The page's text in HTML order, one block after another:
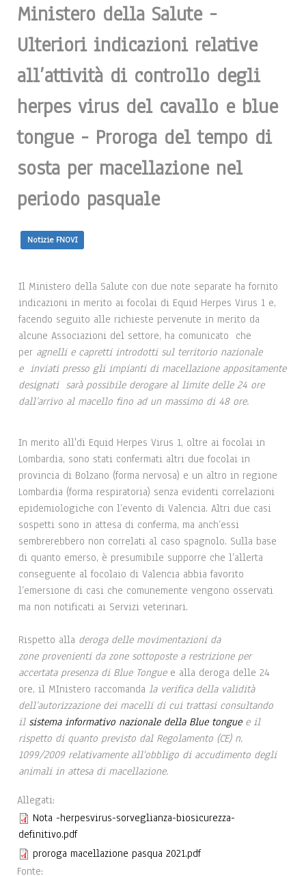
Ministero della Salute -
Ulteriori indicazioni relative
all’attività di controllo degli
herpes virus del cavallo e blue
tongue - Proroga del tempo di
sosta per macellazione nel
periodo pasquale
Notizie FNOVI
Il Ministero della Salute con due note separate ha fornito
indicazioni in merito ai focolai di Equid Herpes Virus 1 e,
facendo seguito alle richieste pervenute in merito da
alcune Associazioni del settore, ha comunicato che
per agnelli e capretti introdotti sul territorio nazionale
e inviati presso gli impianti di macellazione appositamente
designati sarà possibile derogare al limite delle 24 ore
dall’arrivo al macello fino ad un massimo di 48 ore.
In merito all'di Equid Herpes Virus 1, oltre ai focolai in
Lombardia, sono stati confermati altri due focolai in
provincia di Bolzano (forma nervosa) e un altro in regione
Lombardia (forma respiratoria) senza evidenti correlazioni
epidemiologiche con l’evento di Valencia. Altri due casi
sospetti sono in attesa di conferma, ma anch’essi
sembrerebbero non correlati al caso spagnolo. Sulla base
di quanto emerso, è presumibile supporre che l’allerta
conseguente al focolaio di Valencia abbia favorito
l’emersione di casi che comunemente vengono osservati
ma non notificati ai Servizi veterinari.
Rispetto alla deroga delle movimentazioni da
zone provenienti da zone sottoposte a restrizione per
accertata presenza di Blue Tongue e alla deroga delle 24
ore, il MInistero raccomanda la verifica della validità
dell’autorizzazione dei macelli di cui trattasi consultando
il sistema informativo nazionale della Blue tonguee il
rispetto di quanto previsto dal Regolamento (CE) n.
1099/2009 relativamente all'obbligo di accudimento degli
animali in attesa di macellazione.
Allegati:
Nota -herpesvirus-sorveglianza-biosicurezza-
definitivo.pdf
proroga macellazione pasqua 2021.pdf
Fonte: